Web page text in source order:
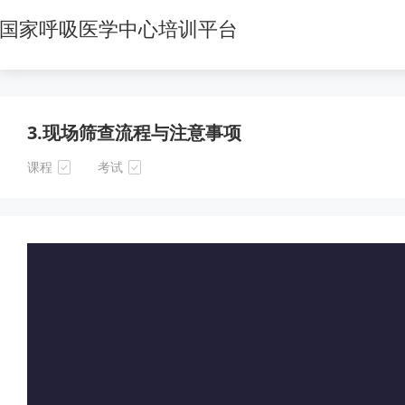
3.现场筛查流程与注意事项
课程 考试